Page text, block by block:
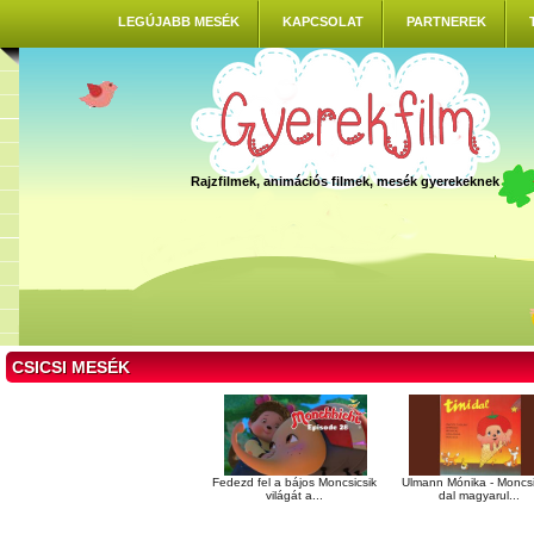
LEGÚJABB MESÉK KAPCSOLAT PARTNEREK
Rajzfilmek, animációs filmek, mesék gyerekeknek
CSICSI MESÉK
Fedezd fel a bájos Moncsicsik
világát a...
Ulmann Mónika -
dal magyarul...